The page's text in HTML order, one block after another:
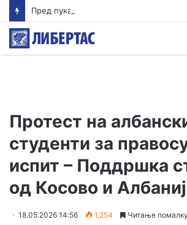
Протест на
студенти за
испит – Поддршка
од Косово и
18.05.2026 14:56 1,254 Читање